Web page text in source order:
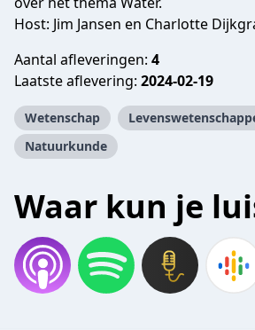
Host: Jim Jansen en Charlotte
Aantal afleveringen: 4
Laatste aflevering: 2024-02-19
Wetenschap
Natuurkunde
Waar kun je